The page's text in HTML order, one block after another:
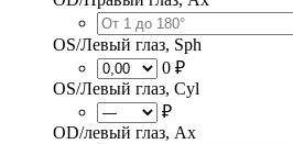
OS/Левый глаз, Sph
0 ₽
OS/Левый глаз, Cyl
₽
OD/левый глаз, Ax